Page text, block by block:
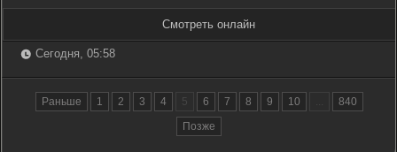
Смотреть онлайн
Сегодня, 05:58
Раньше 1 2 3 4 5 6 7 8 9 10 ...
840
Позже